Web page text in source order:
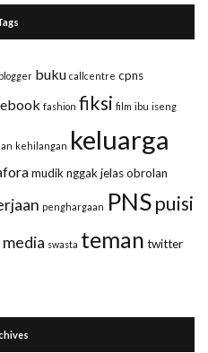
blogger buku callcentre cpns
fashion fiksi film ibu iseng
kehilangan keluarga
mudiknggak jelasobrolan
penghargaan PNSpuisi
swasta teman twitter